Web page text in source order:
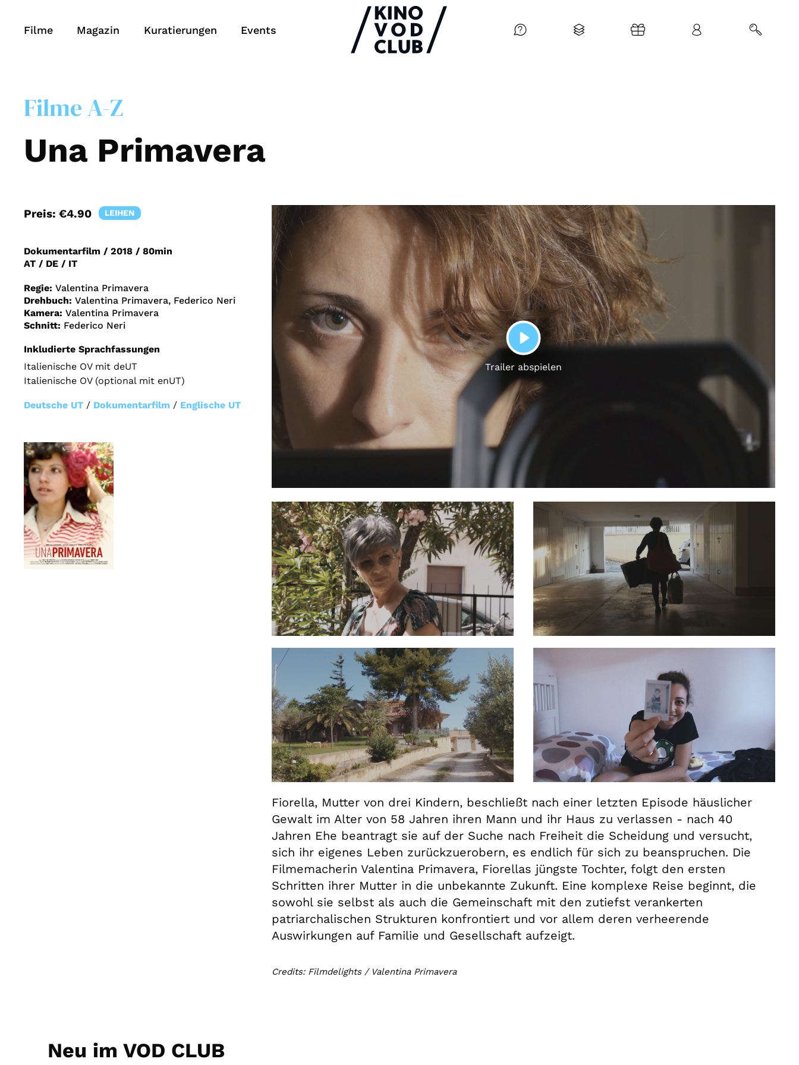
So geht’s
Filmpakete
Gutscheine
& Filmpässe
Account
Suche
Filme Magazin Kuratierungen Events
Filme A-Z
Una Primavera
Preis: €4.90 LEIHEN
PLAY
Trailer abspielen
Dokumentarfilm / 2018 / 80min
AT / DE / IT
Regie: Valentina Primavera
Drehbuch: Valentina Primavera, Federico Neri
Kamera: Valentina Primavera
Schnitt: Federico Neri
Inkludierte Sprachfassungen
Italienische OV mit deUT
Italienische OV (optional mit enUT)
Deutsche UT / Dokumentarfilm / Englische UT
Fiorella, Mutter von drei Kindern, beschließt nach einer letzten Episode häuslicher
Gewalt im Alter von 58 Jahren ihren Mann und ihr Haus zu verlassen - nach 40
Jahren Ehe beantragt sie auf der Suche nach Freiheit die Scheidung und versucht,
sich ihr eigenes Leben zurückzuerobern, es endlich für sich zu beanspruchen. Die
Filmemacherin Valentina Primavera, Fiorellas jüngste Tochter, folgt den ersten
Schritten ihrer Mutter in die unbekannte Zukunft. Eine komplexe Reise beginnt, die
sowohl sie selbst als auch die Gemeinschaft mit den zutiefst verankerten
patriarchalischen Strukturen konfrontiert und vor allem deren verheerende
Auswirkungen auf Familie und Gesellschaft aufzeigt.
Credits: Filmdelights / Valentina Primavera
Neu im VOD CLUB